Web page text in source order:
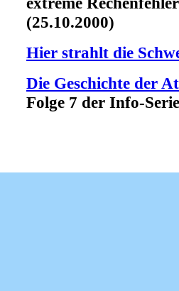
(25.10.2000)
Hier strahlt die
Die Geschichte der
Folge 7 der Info-Serie